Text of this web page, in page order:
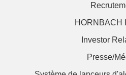
HORNBACH
Investor
Presse/